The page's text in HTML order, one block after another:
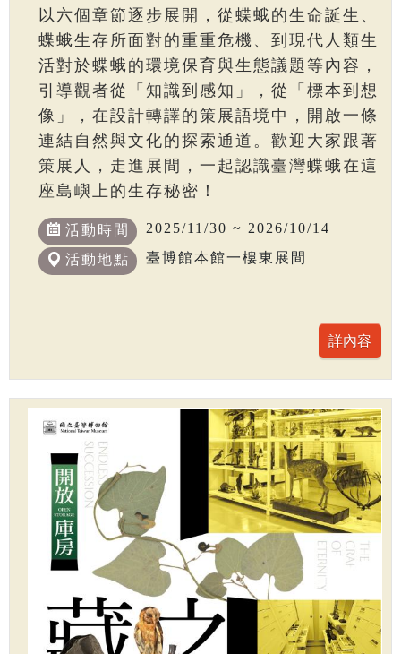
以六個章節逐步展開，從蝶蛾的生命誕生、
蝶蛾生存所面對的重重危機、到現代人類生
活對於蝶蛾的環境保育與生態議題等內容，
引導觀者從「知識到感知」，從「標本到想
像」，在設計轉譯的策展語境中，開啟一條
連結自然與文化的探索通道。歡迎大家跟著
策展人，走進展間，一起認識臺灣蝶蛾在這
座島嶼上的生存秘密！
活動時間 2025/11/30 ~ 2026/10/14
活動地點 臺博館本館一樓東展間